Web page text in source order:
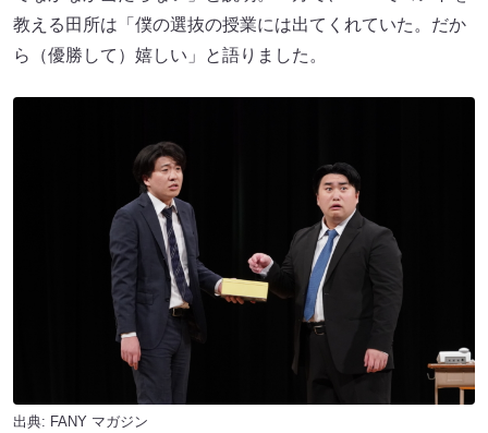
教える田所は「僕の選抜の授業には出てくれていた。だか
ら（優勝して）嬉しい」と語りました。
出典: FANY マガジン